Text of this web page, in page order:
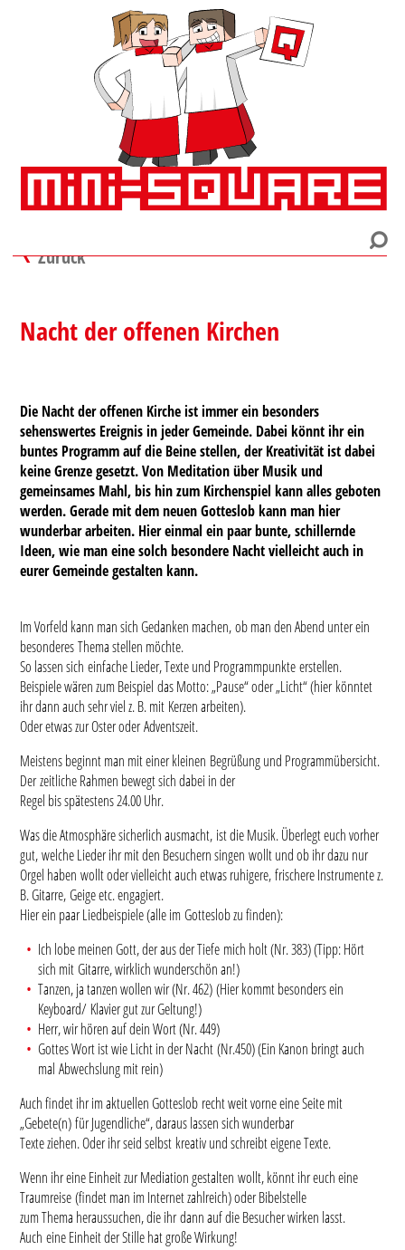
Zurück
Nacht der offenen Kirchen
Die Nacht der offenen Kirche ist immer ein besonders
sehenswertes Ereignis in jeder Gemeinde. Dabei könnt ihr ein
buntes Programm auf die Beine stellen, der Kreativität ist dabei
keine Grenze gesetzt. Von Meditation über Musik und
gemeinsames Mahl, bis hin zum Kirchenspiel kann alles geboten
werden. Gerade mit dem neuen Gotteslob kann man hier
wunderbar arbeiten. Hier einmal ein paar bunte, schillernde
Ideen, wie man eine solch besondere Nacht vielleicht auch in
eurer Gemeinde gestalten kann.
Im Vorfeld kann man sich Gedanken machen, ob man den Abend unter ein
besonderes Thema stellen möchte.
So lassen sich einfache Lieder, Texte und Programmpunkte erstellen.
Beispiele wären zum Beispiel das Motto: „Pause“ oder „Licht“ (hier könntet
ihr dann auch sehr viel z. B. mit Kerzen arbeiten).
Oder etwas zur Oster oder Adventszeit.
Meistens beginnt man mit einer kleinen Begrüßung und Programmübersicht.
Der zeitliche Rahmen bewegt sich dabei in der
Regel bis spätestens 24.00 Uhr.
Was die Atmosphäre sicherlich ausmacht, ist die Musik. Überlegt euch vorher
gut, welche Lieder ihr mit den Besuchern singen wollt und ob ihr dazu nur
Orgel haben wollt oder vielleicht auch etwas ruhigere, frischere Instrumente z.
B. Gitarre, Geige etc. engagiert.
Hier ein paar Liedbeispiele (alle im Gotteslob zu finden):
Ich lobe meinen Gott, der aus der Tiefe mich holt (Nr. 383) (Tipp: Hört
sich mit Gitarre, wirklich wunderschön an!)
Tanzen, ja tanzen wollen wir (Nr. 462) (Hier kommt besonders ein
Keyboard/ Klavier gut zur Geltung!)
Herr, wir hören auf dein Wort (Nr. 449)
Gottes Wort ist wie Licht in der Nacht (Nr.450) (Ein Kanon bringt auch
mal Abwechslung mit rein)
Auch findet ihr im aktuellen Gotteslob recht weit vorne eine Seite mit
„Gebete(n) für Jugendliche“, daraus lassen sich wunderbar
Texte ziehen. Oder ihr seid selbst kreativ und schreibt eigene Texte.
Wenn ihr eine Einheit zur Mediation gestalten wollt, könnt ihr euch eine
Traumreise (findet man im Internet zahlreich) oder Bibelstelle
zum Thema heraussuchen, die ihr dann auf die Besucher wirken lasst.
Auch eine Einheit der Stille hat große Wirkung!